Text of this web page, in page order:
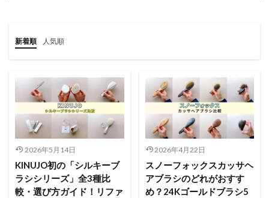
新着順 人気順
2026年5月14日
KINUJO初の「シルキーブ
ラシシリーズ」全3種比
較・選び方ガイド！リファ
2026年4月22日
スノーフォックスカッサヘ
アブラシのどれがおすす
め？24Kゴールドブラシ5